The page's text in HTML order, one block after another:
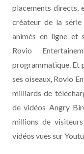
placements directs,
créateur de la
animés en ligne et
Rovio
programmatique. Et
ses oiseaux, Rovio
milliards de
de vidéos Angry
millions de
vidéos vues sur